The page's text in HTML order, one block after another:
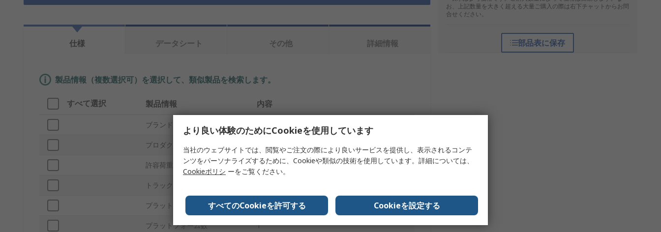
お、上記数量を大きく超える大量ご購入の際は右下チャットからお問
合せください。
部品表に保存
仕様 データシート その他 詳細情報
製品情報（複数選択可）を選択して、類似製品を検索します。
すべて選択 製品情報 内容
ブランド Rubbermaid Commercial Products
プロダクトタイプ 台車
許容荷重 453kg
トラック形状
プラットフォーム材質 ポリエチレン
プラットフォーム数 1
より良い体験のためにCookieを使用しています
当社のウェブサイトでは、閲覧やご注文の際により良いサービスを提供し、表示されるコンテ
ンツをパーソナライズするために、Cookieや類似の技術を使用しています。詳細については、
Cookieポリシ ーをご覧ください。
すべてのCookieを許可する Cookieを設定する